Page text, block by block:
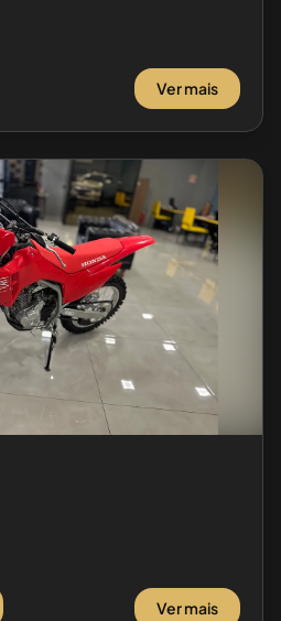
Ver mais
Ver mais